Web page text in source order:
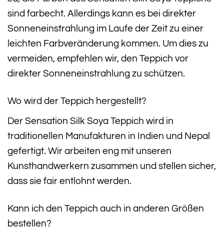
sind farbecht. Allerdings kann es bei direkter
Sonneneinstrahlung im Laufe der Zeit zu einer
leichten Farbveränderung kommen. Um dies zu
vermeiden, empfehlen wir, den Teppich vor
direkter Sonneneinstrahlung zu schützen.
Wo wird der Teppich hergestellt?
Der Sensation Silk Soya Teppich wird in
traditionellen Manufakturen in Indien und Nepal
gefertigt. Wir arbeiten eng mit unseren
Kunsthandwerkern zusammen und stellen sicher,
dass sie fair entlohnt werden.
Kann ich den Teppich auch in anderen Größen
bestellen?